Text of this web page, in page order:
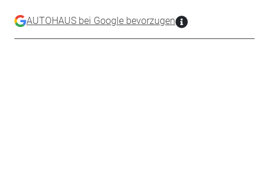
AUTOHAUS bei Google bevorzugen